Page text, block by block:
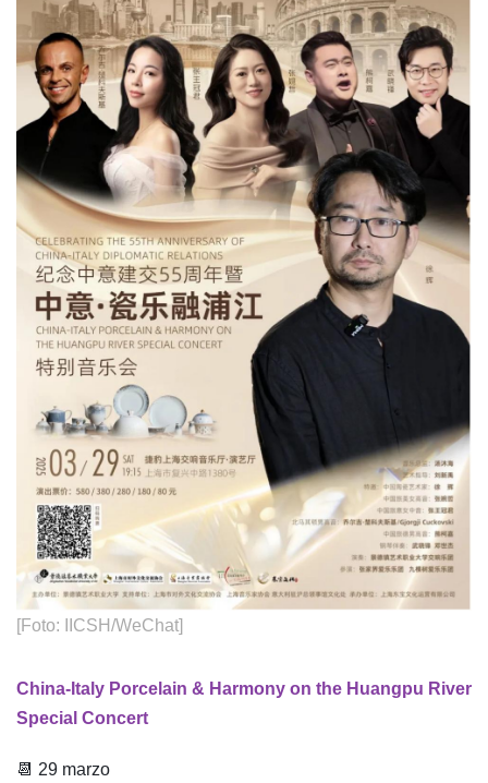
[Foto: IICSH/WeChat]
China-Italy Porcelain & Harmony on the Huangpu River
Special Concert
📆 29 marzo